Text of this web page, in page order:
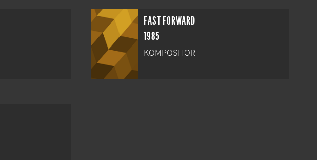
FAST FORWARD
1985
KOMPOSITÖR